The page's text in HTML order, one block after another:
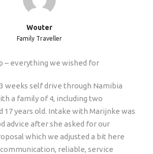
zijn mogelijk.
upgrade
Wouter
Family Traveller
– everything we wished for
weeks self drive through Namibia
a family of 4, including two
17 years old. Intake with Marijnke was
advice after she asked for our
which we adjusted a bit here
reliable, service